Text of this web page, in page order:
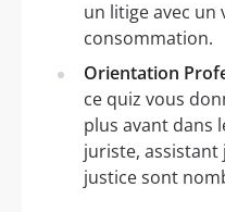
un litige avec
consommation.
Orientation
ce quiz vous
plus avant dans
juriste,
justice sont